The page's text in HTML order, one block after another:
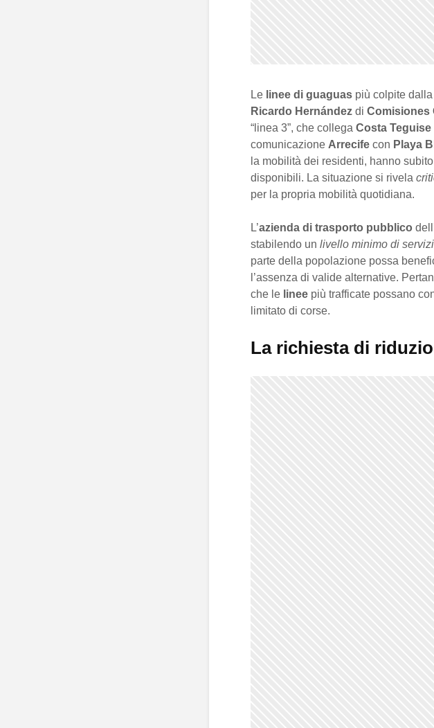
Le linee di guaguas più colpite
Ricardo Hernández di Comisiones
“linea 3”, che collega Costa Teguise
comunicazione Arrecife con Playa
la mobilità dei residenti, hanno
disponibili. La situazione si rivela
per la propria mobilità quotidiana.
L’azienda di trasporto pubblico
stabilendo un livello minimo di
parte della popolazione possa
l’assenza di valide alternative.
che le linee più trafficate possano
limitato di corse.
La richiesta di